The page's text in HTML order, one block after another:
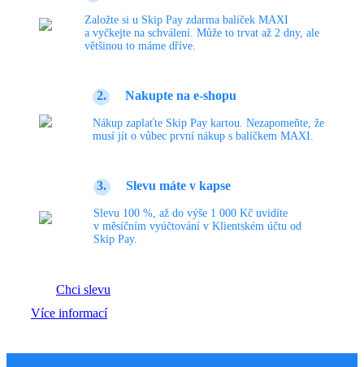
Založte si u Skip Pay zdarma balíček MAXI
a vyčkejte na schválení. Může to trvat až 2 dny, ale
většinou to máme dříve.
2. Nakupte na e-shopu
Nákup zaplaťte Skip Pay kartou. Nezapomeňte, že
musí jít o vůbec první nákup s balíčkem MAXI.
3. Slevu máte v kapse
Slevu 100 %, až do výše 1 000 Kč uvidíte
v měsíčním vyúčtování v Klientském účtu od
Skip Pay.
Chci slevu
Více informací